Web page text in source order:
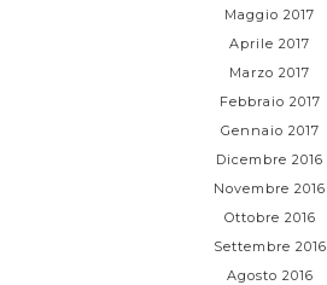
Maggio 2017
Aprile 2017
Marzo 2017
Febbraio 2017
Gennaio 2017
Dicembre 2016
Novembre 2016
Ottobre 2016
Settembre 2016
Agosto 2016